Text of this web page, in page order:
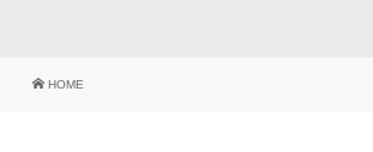
HOME